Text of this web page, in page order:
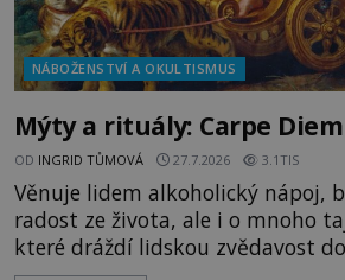
NÁBOŽENSTVÍ A OKULTISMUS
Mýty a rituály: Carpe
OD INGRID TŮMOVÁ 27.7.2026 3.1TIS
Věnuje lidem alkoholický nápoj,
radost ze života, ale i o mnoho
které dráždí lidskou zvědavost do
doopravdy představuje bůh,